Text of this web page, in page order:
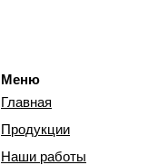
Меню
Главная
Продукции
Наши работы